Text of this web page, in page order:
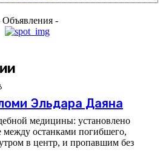
Объявления -
Эльдара Даяна
медицины: установлено
между останками погибшего,
в центр, и пропавшим без